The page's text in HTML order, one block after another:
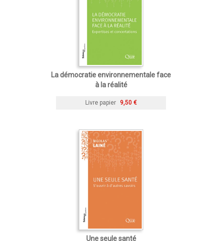
La démocratie environnementale face
à la réalité
Livre papier 9,50 €
Une seule santé